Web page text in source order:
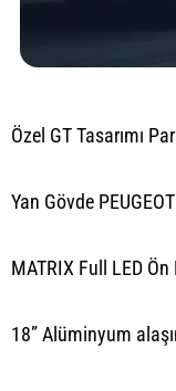
Özel GT Tasarımı
Yan Gövde
MATRIX Full LED Ön
18” Alüminyum